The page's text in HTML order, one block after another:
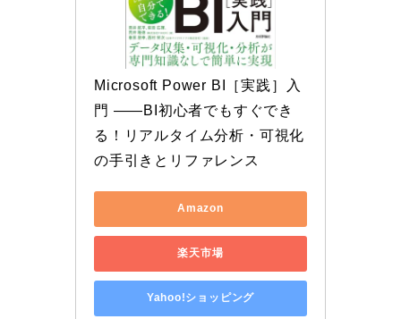
Microsoft Power BI［実践］入
門 ――BI初心者でもすぐでき
る！リアルタイム分析・可視化
の手引きとリファレンス
Amazon
楽天市場
Yahoo!ショッピング